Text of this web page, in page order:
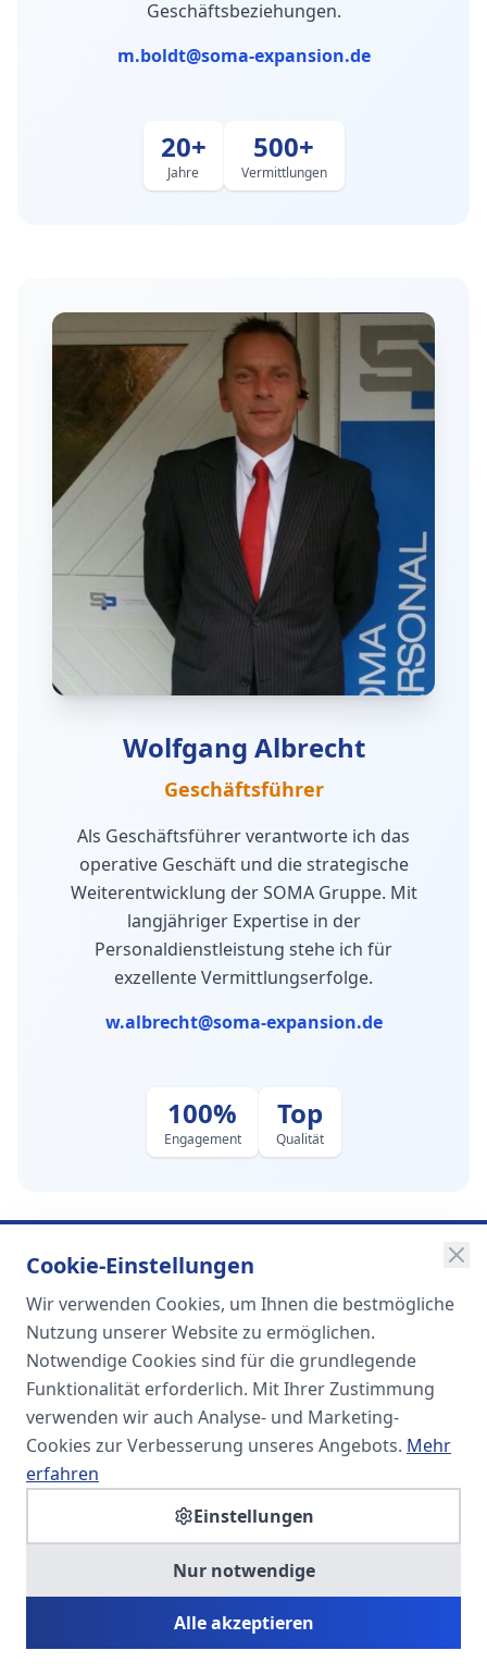
Geschäftsbeziehungen.
m.boldt@soma-expansion.de
20+
Jahre
500+
Vermittlungen
Wolfgang Albrecht
Geschäftsführer
Als Geschäftsführer verantworte ich das
operative Geschäft und die strategische
Weiterentwicklung der SOMA Gruppe. Mit
langjähriger Expertise in der
Personaldienstleistung stehe ich für
exzellente Vermittlungserfolge.
w.albrecht@soma-expansion.de
100%
Engagement
Top
Qualität
SOMA
Unternehmensgruppe
Spezialisiert auf Fach- und
Führungskräfte in der
SOMA HR KONSULT UG
Personalberatung & Executive Search
Cookie-Einstellungen
Wir verwenden Cookies, um Ihnen die bestmögliche
Nutzung unserer Website zu ermöglichen.
Notwendige Cookies sind für die grundlegende
Funktionalität erforderlich. Mit Ihrer Zustimmung
verwenden wir auch Analyse- und Marketing-
Cookies zur Verbesserung unseres Angebots. Mehr
erfahren
Einstellungen
Nur notwendige
Alle akzeptieren